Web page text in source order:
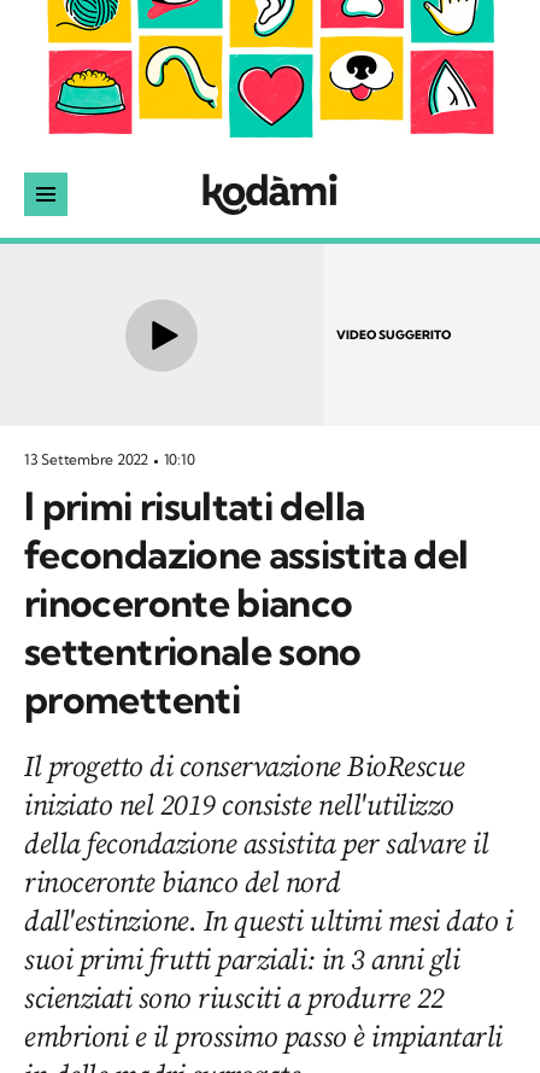
VIDEO SUGGERITO
13 Settembre 2022 10:10
I primi risultati della
fecondazione assistita del
rinoceronte bianco
settentrionale sono
promettenti
Il progetto di conservazione BioRescue
iniziato nel 2019 consiste nell'utilizzo
della fecondazione assistita per salvare il
rinoceronte bianco del nord
dall'estinzione. In questi ultimi mesi dato i
suoi primi frutti parziali: in 3 anni gli
scienziati sono riusciti a produrre 22
embrioni e il prossimo passo è impiantarli